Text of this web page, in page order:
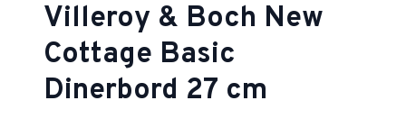
Villeroy & Boch New
Cottage Basic
Dinerbord 27 cm